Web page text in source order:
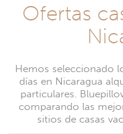
Ofertas
Hemos seleccionado
días en Nicaragua
particulares.
comparando las
sitios de casas